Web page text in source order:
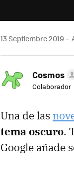
13 Septiembre 2019
Cosmos
Colaborador
Una de las
tema oscuro.
Google añade